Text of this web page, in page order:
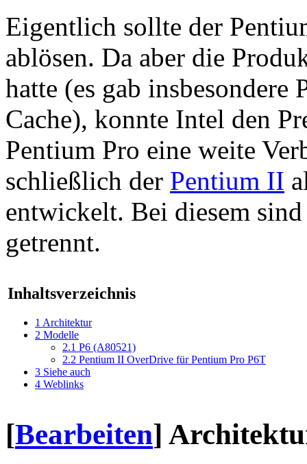
Eigentlich sollte der
ablösen. Da aber die
hatte (es gab
Cache), konnte Intel den
Pentium Pro eine weite
schließlich der Pentium II
entwickelt. Bei diesem
getrennt.
Inhaltsverzeichnis
1 Architektur
2 Modelle
2.1 P6 (A80521)
2.2 Pentium II OverDrive für Pentium Pro P6T
3 Siehe auch
4 Weblinks
[Bearbeiten]